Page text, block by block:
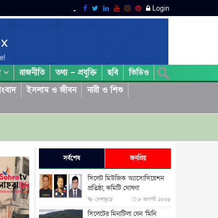
Login
রাজনীতি তথ্য – প্রযুক্তি ছবি
ভিডিও
ইসলাম ও জীবন
নারী ও শিশু
সর্বশেষ জনপ্রিয়
সিলেট মিউজিক অ্যাসোসিয়েশন
প্রতিষ্ঠা, কমিটি ঘোষণা
দেশজুড়ে ৮ আগস্ট, ২০২৬
সিলেটের মিনাটিলা যেন ‘মিনি